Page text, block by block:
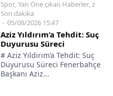
Spor,Yan Öne çıkan Haberler,z
Son dakika
05/08/2026 15:47
Aziz Yıldırım’a Tehdit: Suç
Duyurusu Süreci
# Aziz Yıldırım’a Tehdit: Suç
Duyurusu Süreci Fenerbahçe
Başkanı Aziz...